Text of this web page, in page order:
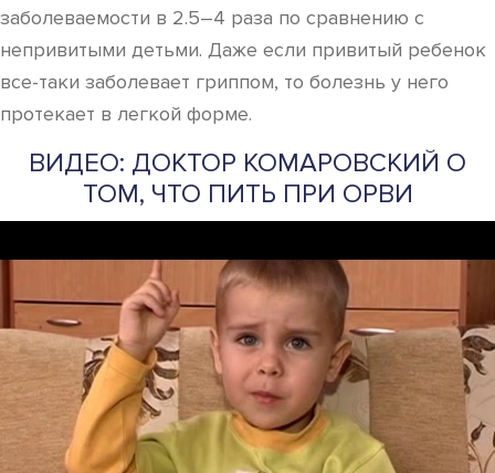
заболеваемости в 2.5–4 раза по сравнению с
непривитыми детьми. Даже если привитый ребенок
все-таки заболевает гриппом, то болезнь у него
протекает в легкой форме.
ВИДЕО: ДОКТОР КОМАРОВСКИЙ О
ТОМ, ЧТО ПИТЬ ПРИ ОРВИ